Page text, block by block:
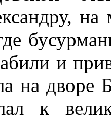
и
на дворе
к